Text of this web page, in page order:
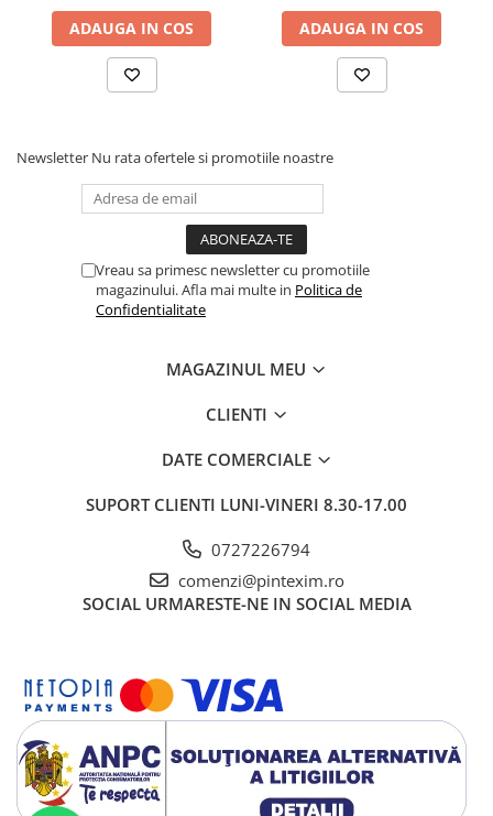
Echere, rigle, raportoare, compase,
sabloane, truse geometrie
Sabloane
Truse geometrie
Markere evidentiatoare text
Markere permanente
Markere speciale pentru desen
Ghiozdane si genti scolare
Carti si jocuri pentru copii
Carti de colorat si povestit
Coperti scolare
Pachete scolare
Produse curatenie
Instrumente de scris
Carioci
Cerneala si rezerva pentru stilou
ADAUGA IN COS ADAUGA IN COS
Newsletter Nu rata ofertele si promotiile noastre
Vreau sa primesc newsletter cu promotiile
magazinului. Afla mai multe in Politica de
Confidentialitate
MAGAZINUL MEU
CLIENTI
DATE COMERCIALE
SUPORT CLIENTI LUNI-VINERI 8.30-17.00
0727226794
comenzi@pintexim.ro
SOCIAL URMARESTE-NE IN SOCIAL MEDIA